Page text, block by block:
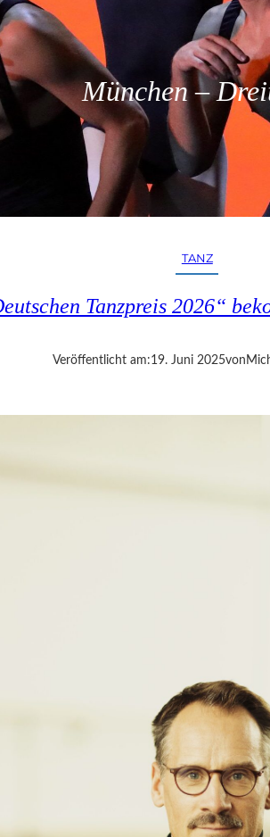
München –
TANZ
Tanzpreis 2026“
Veröffentlicht am:19. Juni 2025von